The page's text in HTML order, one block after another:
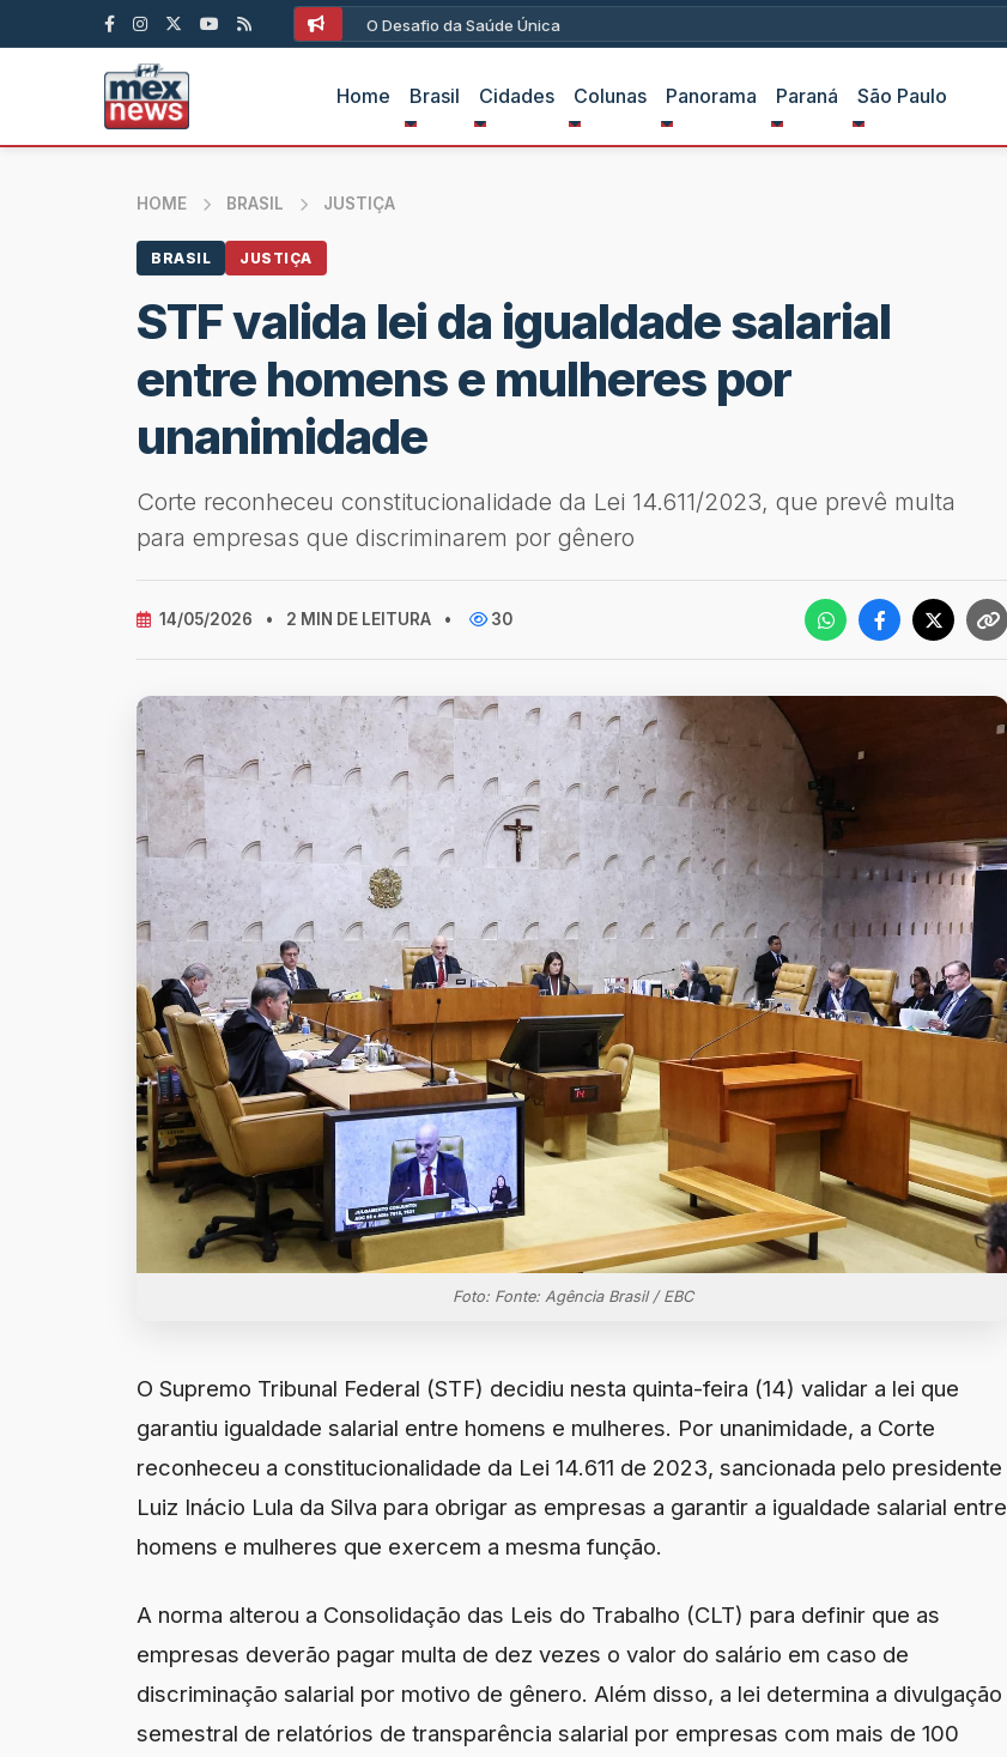
O Desafio da Saúde Única
Home Brasil Cidades Colunas Panorama Paraná São Paulo
HOME BRASIL JUSTIÇA
BRASIL JUSTIÇA
STF valida lei da igualdade salarial
entre homens e mulheres por
unanimidade
Corte reconheceu constitucionalidade da Lei 14.611/2023, que prevê multa
para empresas que discriminarem por gênero
14/05/2026 • 2 MIN DE LEITURA • 30
Foto: Fonte: Agência Brasil / EBC
O Supremo Tribunal Federal (STF) decidiu nesta quinta-feira (14) validar a lei que
garantiu igualdade salarial entre homens e mulheres. Por unanimidade, a Corte
reconheceu a constitucionalidade da Lei 14.611 de 2023, sancionada pelo presidente
Luiz Inácio Lula da Silva para obrigar as empresas a garantir a igualdade salarial entre
homens e mulheres que exercem a mesma função.
A norma alterou a Consolidação das Leis do Trabalho (CLT) para definir que as
empresas deverão pagar multa de dez vezes o valor do salário em caso de
discriminação salarial por motivo de gênero. Além disso, a lei determina a divulgação
semestral de relatórios de transparência salarial por empresas com mais de 100